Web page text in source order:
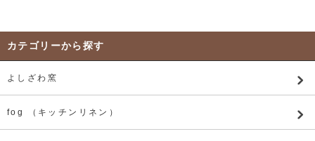
カテゴリーから探す
よしざわ窯
fog （キッチンリネン）